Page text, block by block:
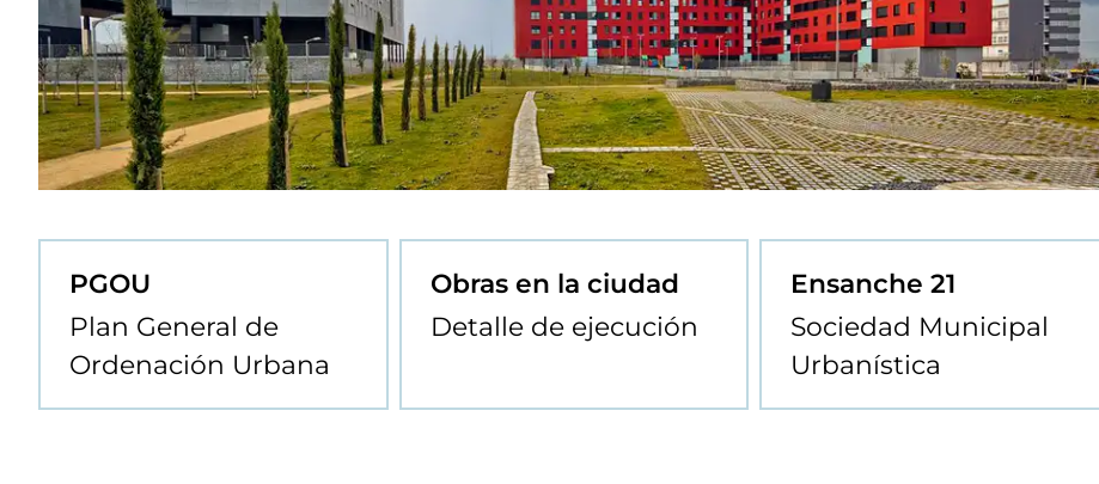
PGOU
Plan General de
Ordenación Urbana
Obras en la ciudad
Detalle de ejecución
Ensanche 21
Sociedad Municipal
Urbanística